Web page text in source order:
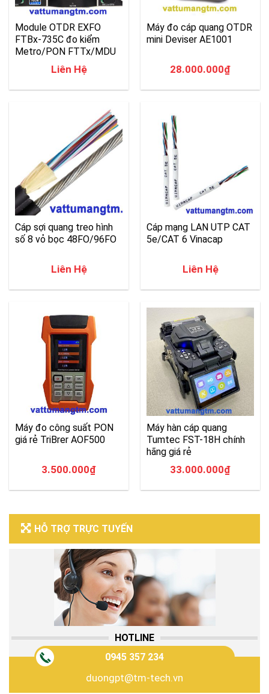
Module OTDR EXFO
FTBx-735C đo kiểm
Metro/PON FTTx/MDU
Liên Hệ
Máy đo cáp quang OTDR
mini Deviser AE1001
28.000.000₫
Cáp sợi quang treo hình
số 8 vỏ bọc 48FO/96FO
Liên Hệ
Cáp mạng LAN UTP CAT
5e/CAT 6 Vinacap
Liên Hệ
Máy đo công suất PON
giá rẻ TriBrer AOF500
3.500.000₫
Máy hàn cáp quang
Tumtec FST-18H chính
hãng giá rẻ
33.000.000₫
HỖ TRỢ TRỰC TUYẾN
HOTLINE
0945 357 234
duongpt@tm-tech.vn